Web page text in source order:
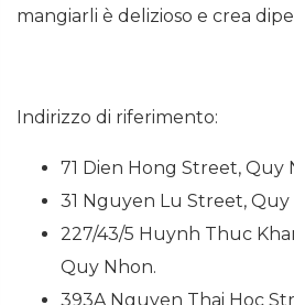
mangiarli è delizioso e crea
Indirizzo di riferimento:
71 Dien Hong Street, Quy
31 Nguyen Lu Street, Quy
227/43/5 Huynh Thuc
Quy Nhon.
393A Nguyen Thai Hoc